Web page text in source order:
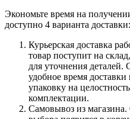
Экономьте время на
доступно 4 варианта доставки:
Курьерская доставка
товар поступит на
для уточнения
удобное время
упаковку на
комплектации.
Самовывоз из